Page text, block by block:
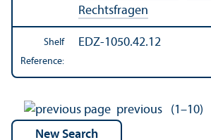
Rechtsfragen
Shelf
Reference:
EDZ-1050.42.12
previous (1–10)